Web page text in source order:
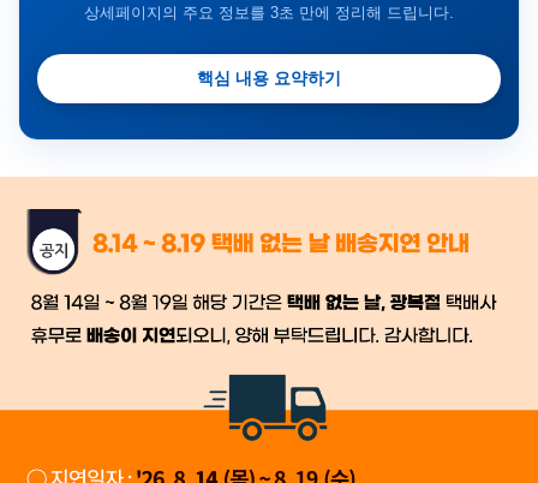
상세페이지의 주요 정보를 3초 만에 정리해 드립니다.
핵심 내용 요약하기
금일 시세가 적용
배송
시작 후 환불이 불가